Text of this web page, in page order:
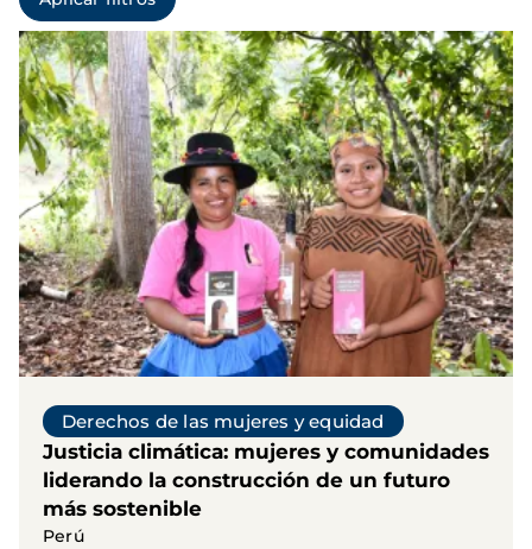
Derechos de las mujeres y equidad
Justicia climática: mujeres y comunidades
liderando la construcción de un futuro
más sostenible
Perú